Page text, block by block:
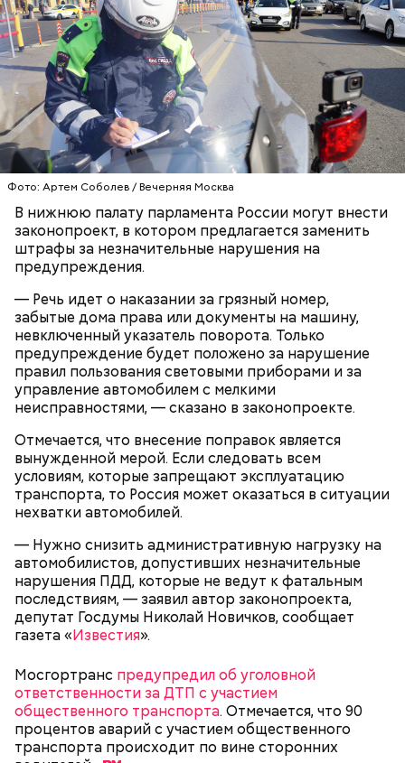
Фото: Артем Соболев / Вечерняя Москва
В нижнюю палату парламента России могут внести
законопроект, в котором предлагается заменить
штрафы за незначительные нарушения на
предупреждения.
— Речь идет о наказании за грязный номер,
забытые дома права или документы на машину,
невключенный указатель поворота. Только
предупреждение будет положено за нарушение
правил пользования световыми приборами и за
управление автомобилем с мелкими
неисправностями, — сказано в законопроекте.
Отмечается, что внесение поправок является
вынужденной мерой. Если следовать всем
условиям, которые запрещают эксплуатацию
транспорта, то Россия может оказаться в ситуации
нехватки автомобилей.
— Нужно снизить административную нагрузку на
автомобилистов, допустивших незначительные
нарушения ПДД, которые не ведут к фатальным
последствиям, — заявил автор законопроекта,
депутат Госдумы Николай Новичков, сообщает
газета «Известия».
Мосгортранс предупредил об уголовной
ответственности за ДТП с участием
общественного транспорта. Отмечается, что 90
процентов аварий с участием общественного
транспорта происходит по вине сторонних
нужно застыть на месте и не двигаться;
нельзя ни в коем случае махать руками;
не стоит пытаться «поймать» молнию или
потрогать, особенно металлическими
предметами.
— Может пробить заряд на человека. Нужно вести
себя очень осторожно, будто увидели дикого
зверя, затаиться, — добавил академик.